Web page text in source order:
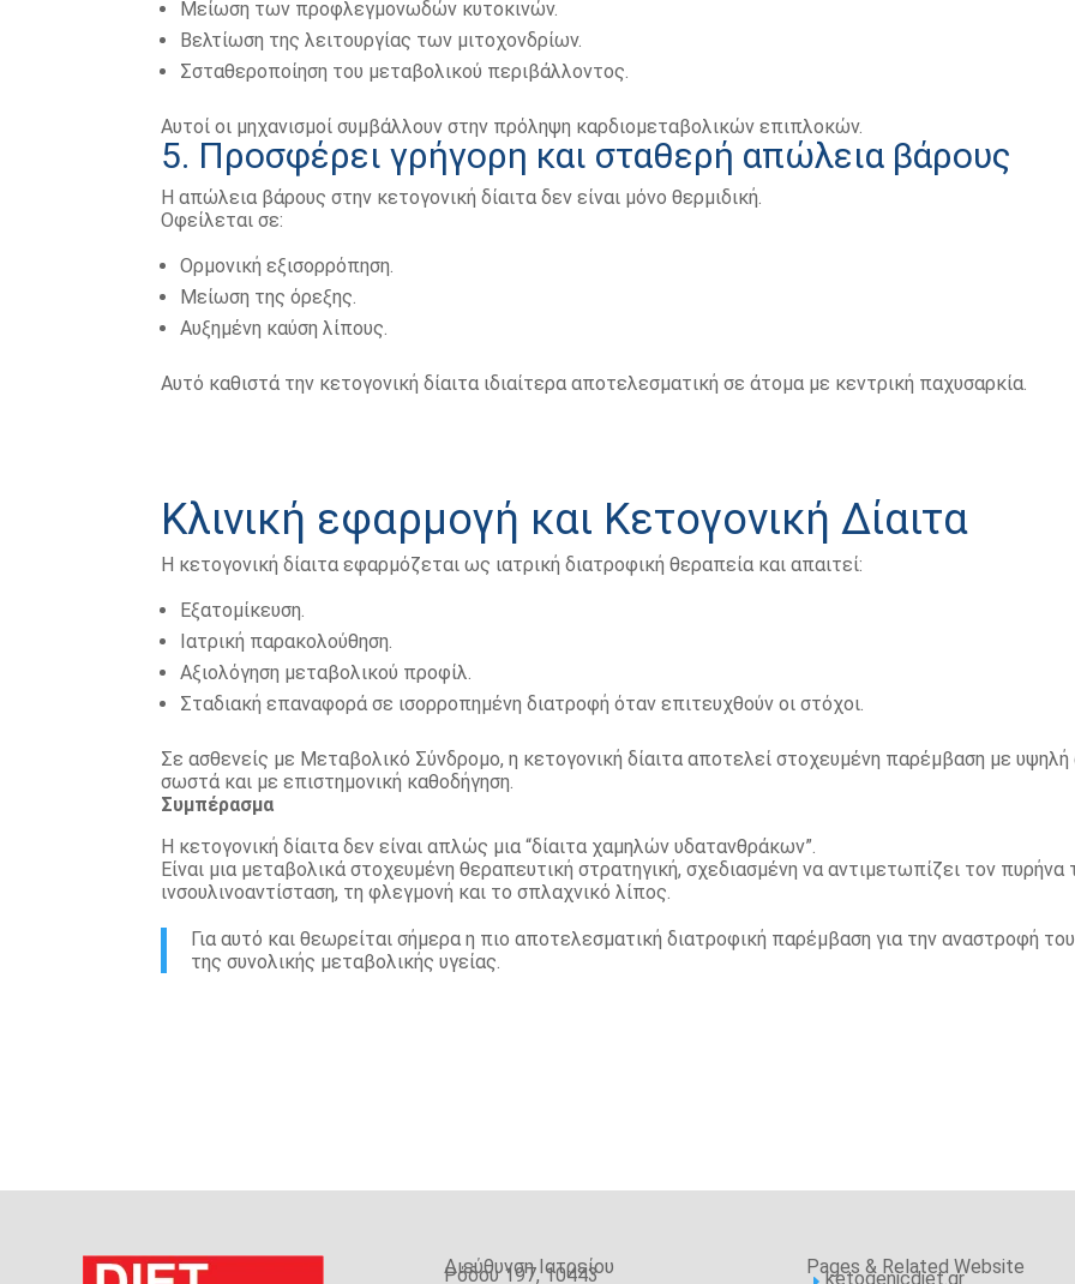
Μείωση των προφλεγμονωδών κυτοκινών.
Βελτίωση της λειτουργίας των μιτοχονδρίων.
Σσταθεροποίηση του μεταβολικού περιβάλλοντος.
Αυτοί οι μηχανισμοί συμβάλλουν στην πρόληψη καρδιομεταβολικών επιπλοκών.
5. Προσφέρει γρήγορη και σταθερή απώλεια βάρους
Η απώλεια βάρους στην κετογονική δίαιτα δεν είναι μόνο θερμιδική.
Οφείλεται σε:
Ορμονική εξισορρόπηση.
Μείωση της όρεξης.
Αυξημένη καύση λίπους.
Αυτό καθιστά την κετογονική δίαιτα ιδιαίτερα αποτελεσματική σε άτομα με κεντρική παχυσαρκία.
Κλινική εφαρμογή και Κετογονική Δίαιτα
Η κετογονική δίαιτα εφαρμόζεται ως ιατρική διατροφική θεραπεία και απαιτεί:
Εξατομίκευση.
Ιατρική παρακολούθηση.
Αξιολόγηση μεταβολικού προφίλ.
Σταδιακή επαναφορά σε ισορροπημένη διατροφή όταν επιτευχθούν οι στόχοι.
Σε ασθενείς με Μεταβολικό Σύνδρομο, η κετογονική δίαιτα αποτελεί στοχευμένη παρέμβαση με
σωστά και με επιστημονική καθοδήγηση.
Συμπέρασμα
Η κετογονική δίαιτα δεν είναι απλώς μια “δίαιτα χαμηλών υδατανθράκων”.
Είναι μια μεταβολικά στοχευμένη θεραπευτική στρατηγική, σχεδιασμένη να αντιμετωπίζει τον
ινσουλινοαντίσταση, τη φλεγμονή και το σπλαχνικό λίπος.
Για αυτό και θεωρείται σήμερα η πιο αποτελεσματική διατροφική παρέμβαση για την αναστροφή
της συνολικής μεταβολικής υγείας.
Διεύθυνση Ιατρείου
Ρόδου 197, 10443 Pages & Related Website
ketogenicdiet.gr